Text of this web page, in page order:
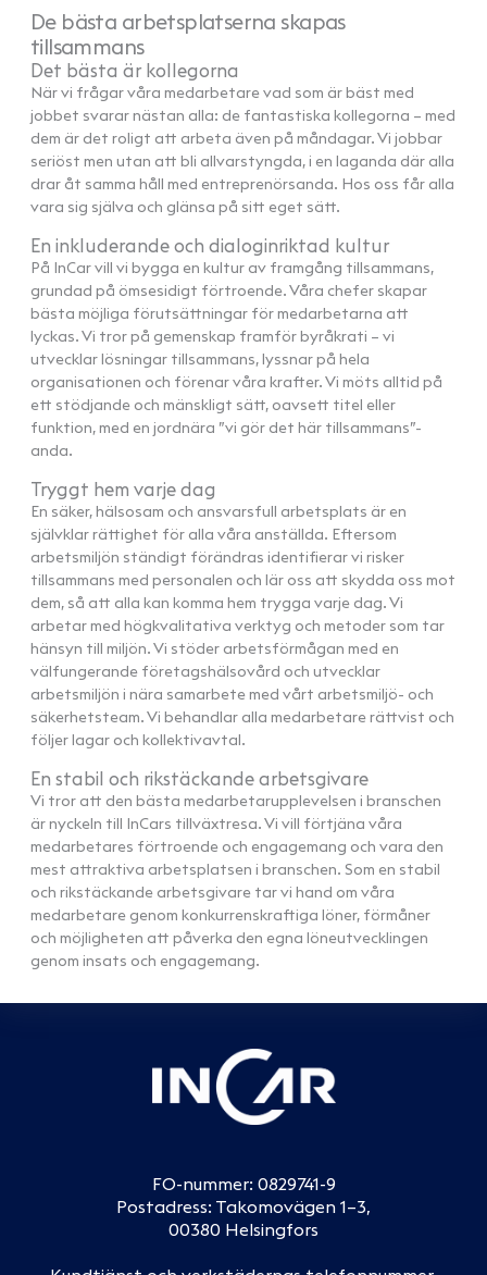
De bästa arbetsplatserna skapas
tillsammans
Det bästa är kollegorna
När vi frågar våra medarbetare vad som är bäst med
jobbet svarar nästan alla: de fantastiska kollegorna – med
dem är det roligt att arbeta även på måndagar. Vi jobbar
seriöst men utan att bli allvarstyngda, i en laganda där alla
drar åt samma håll med entreprenörsanda. Hos oss får alla
vara sig själva och glänsa på sitt eget sätt.
En inkluderande och dialoginriktad kultur
På InCar vill vi bygga en kultur av framgång tillsammans,
grundad på ömsesidigt förtroende. Våra chefer skapar
bästa möjliga förutsättningar för medarbetarna att
lyckas. Vi tror på gemenskap framför byråkrati – vi
utvecklar lösningar tillsammans, lyssnar på hela
organisationen och förenar våra krafter. Vi möts alltid på
ett stödjande och mänskligt sätt, oavsett titel eller
funktion, med en jordnära ”vi gör det här tillsammans”-
anda.
Tryggt hem varje dag
En säker, hälsosam och ansvarsfull arbetsplats är en
självklar rättighet för alla våra anställda. Eftersom
arbetsmiljön ständigt förändras identifierar vi risker
tillsammans med personalen och lär oss att skydda oss mot
dem, så att alla kan komma hem trygga varje dag. Vi
arbetar med högkvalitativa verktyg och metoder som tar
hänsyn till miljön. Vi stöder arbetsförmågan med en
välfungerande företagshälsovård och utvecklar
arbetsmiljön i nära samarbete med vårt arbetsmiljö- och
säkerhetsteam. Vi behandlar alla medarbetare rättvist och
följer lagar och kollektivavtal.
En stabil och rikstäckande arbetsgivare
Vi tror att den bästa medarbetarupplevelsen i branschen
är nyckeln till InCars tillväxtresa. Vi vill förtjäna våra
medarbetares förtroende och engagemang och vara den
mest attraktiva arbetsplatsen i branschen. Som en stabil
och rikstäckande arbetsgivare tar vi hand om våra
medarbetare genom konkurrenskraftiga löner, förmåner
och möjligheten att påverka den egna löneutvecklingen
genom insats och engagemang.
FO-nummer: 0829741-9
Postadress: Takomovägen 1–3,
00380 Helsingfors